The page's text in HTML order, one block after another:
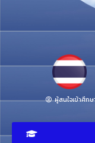
ผู้สนใจเข้าศึกษ